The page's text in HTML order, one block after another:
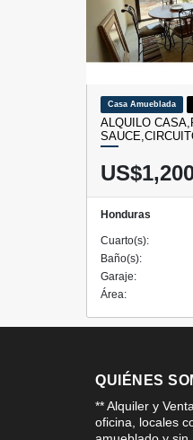
Casa Amueblada
ALQUILO
Honduras
Cuarto(s):
Baño(s):
Garaje:
Área:
QUIÉNES
** Alquiler y
oficina, locales